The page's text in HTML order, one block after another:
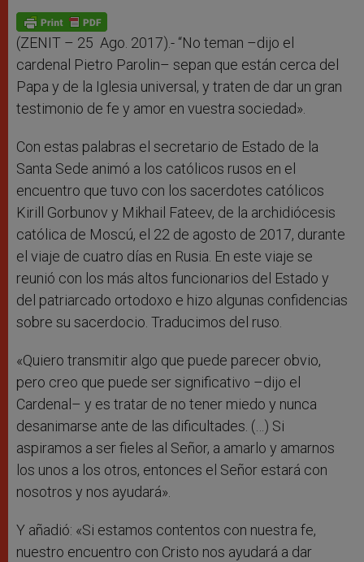
p
p
g
e
o
k
(ZENIT – 25 Ago. 2017).- “No teman –dijo el
cardenal Pietro Parolin– sepan que están cerca del
Papa y de la Iglesia universal, y traten de dar un gran
testimonio de fe y amor en vuestra sociedad».
Con estas palabras el secretario de Estado de la
Santa Sede animó a los católicos rusos en el
encuentro que tuvo con los sacerdotes católicos
Kirill Gorbunov y Mikhail Fateev, de la archidiócesis
católica de Moscú, el 22 de agosto de 2017, durante
el viaje de cuatro días en Rusia. En este viaje se
reunió con los más altos funcionarios del Estado y
del patriarcado ortodoxo e hizo algunas confidencias
sobre su sacerdocio. Traducimos del ruso.
«Quiero transmitir algo que puede parecer obvio,
pero creo que puede ser significativo –dijo el
Cardenal– y es tratar de no tener miedo y nunca
desanimarse ante de las dificultades. (…) Si
aspiramos a ser fieles al Señor, a amarlo y amarnos
los unos a los otros, entonces el Señor estará con
nosotros y nos ayudará».
Y añadió: «Si estamos contentos con nuestra fe,
nuestro encuentro con Cristo nos ayudará a dar